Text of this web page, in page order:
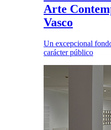
Arte
Vasco
Un excepcional
carácter público